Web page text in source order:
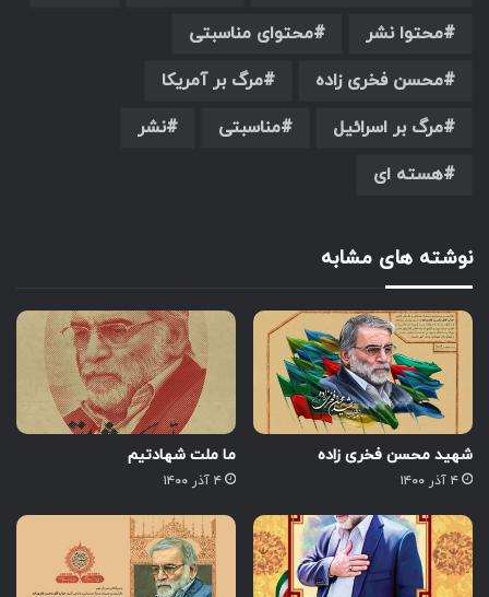
محتوا نشر
محتوای مناسبتی
محسن فخری زاده
مرگ بر آمریکا
مرگ بر اسرائیل
مناسبتی
نشر
هسته ای
نوشته های مشابه
شهید محسن فخری زاده
۴ آذر ۱۴۰۰
ما ملت شهادتیم
۴ آذر ۱۴۰۰